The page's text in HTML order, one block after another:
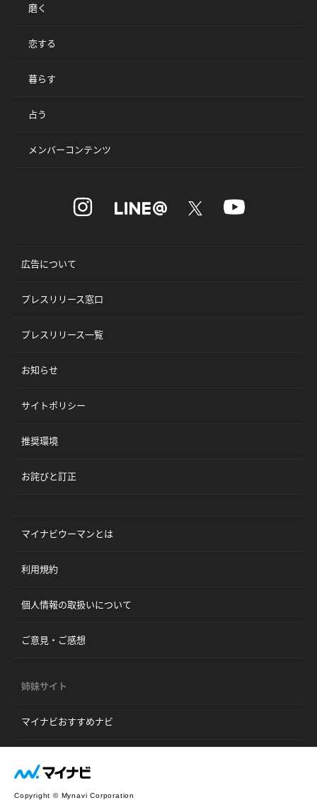
磨く
恋する
暮らす
占う
メンバーコンテンツ
広告について
プレスリリース窓口
プレスリリース一覧
お知らせ
サイトポリシー
推奨環境
お詫びと訂正
マイナビウーマンとは
利用規約
個人情報の取扱いについて
ご意見・ご感想
姉妹サイト
マイナビおすすめナビ
Copyright © Mynavi Corporation